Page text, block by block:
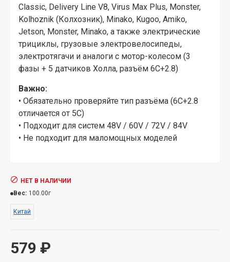
Classic, Delivery Line V8, Virus Max Plus, Monster,
Kolhoznik (Колхозник), Minako, Kugoo, Amiko,
Jetson, Monster, Minako, а также электрические
трициклы, грузовые электровелосипеды,
электротягачи и аналоги с мотор-колесом (3
фазы + 5 датчиков Холла, разъём 6C+2.8)
Важно:
• Обязательно проверяйте тип разъёма (6C+2.8
отличается от 5C)
• Подходит для систем 48V / 60V / 72V / 84V
• Не подходит для маломощных моделей
579 ₽
НЕТ В НАЛИЧИИ
Вес: 100.00г
Китай